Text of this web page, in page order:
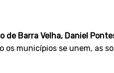
de Barra Velha, Daniel
municípios se unem, as